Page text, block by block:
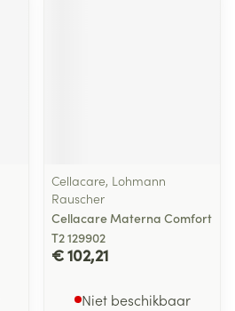
Cellacare, Lohmann
Rauscher
Cellacare Materna Comfort
T2 129902
€ 102,21
Niet beschikbaar